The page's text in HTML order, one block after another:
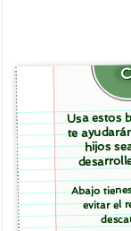
Usa estos
te
hijos
Abajo
evitar el